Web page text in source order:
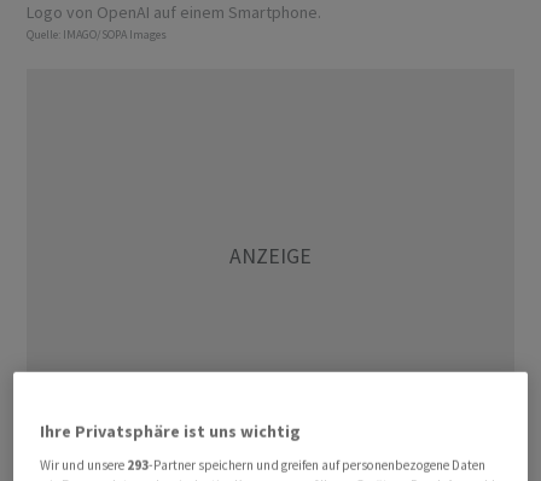
Logo von OpenAI auf einem Smartphone.
Quelle: IMAGO/SOPA Images
Ihre Privatsphäre ist uns wichtig
Wir und unsere 293-Partner speichern und greifen auf personenbezogene Daten